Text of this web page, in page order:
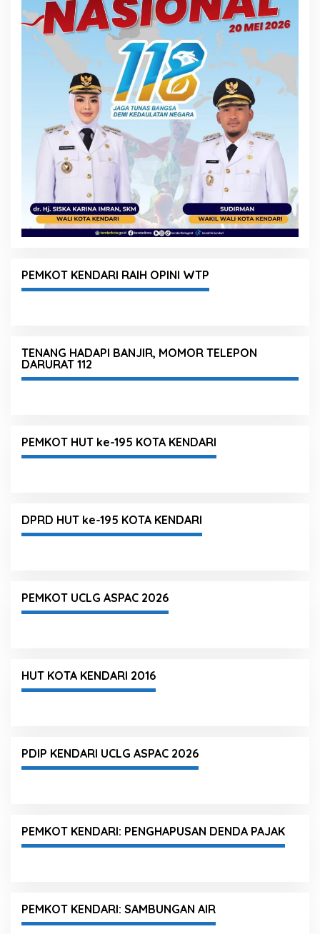
PEMKOT KENDARI RAIH OPINI WTP
TENANG HADAPI BANJIR, MOMOR TELEPON
DARURAT 112
PEMKOT HUT ke-195 KOTA KENDARI
DPRD HUT ke-195 KOTA KENDARI
PEMKOT UCLG ASPAC 2026
HUT KOTA KENDARI 2016
PDIP KENDARI UCLG ASPAC 2026
PEMKOT KENDARI: PENGHAPUSAN DENDA PAJAK
PEMKOT KENDARI: SAMBUNGAN AIR